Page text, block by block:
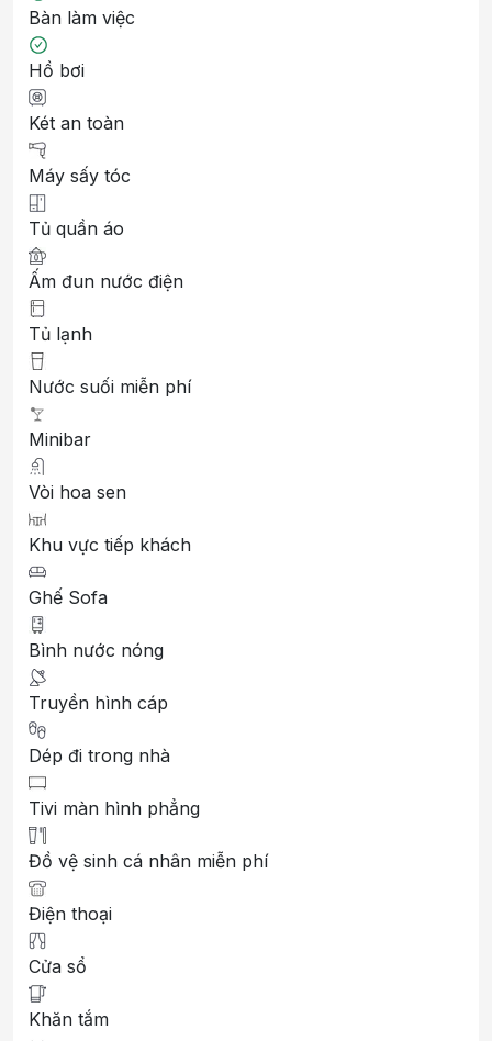
Bàn làm việc
Hồ bơi
Két an toàn
Máy sấy tóc
Tủ quần áo
Ấm đun nước điện
Tủ lạnh
Nước suối miễn phí
Minibar
Vòi hoa sen
Khu vực tiếp khách
Ghế Sofa
Bình nước nóng
Truyền hình cáp
Dép đi trong nhà
Tivi màn hình phẳng
Đồ vệ sinh cá nhân miễn phí
Điện thoại
Cửa sổ
Khăn tắm